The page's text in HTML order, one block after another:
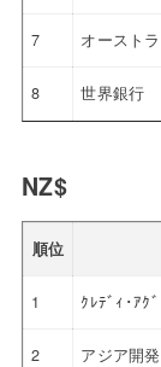
7 オースト
8 世界銀行
NZ$
順位
1 ｸﾚﾃﾞｨ･ｱｸ
2 アジア開